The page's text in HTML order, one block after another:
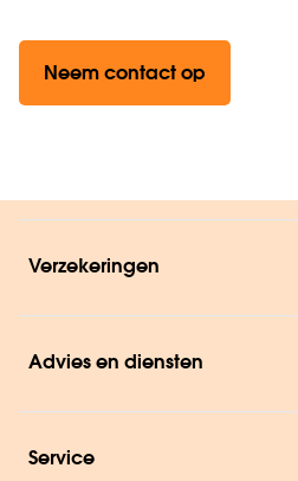
Neem contact op
Verzekeringen
Advies en diensten
Service